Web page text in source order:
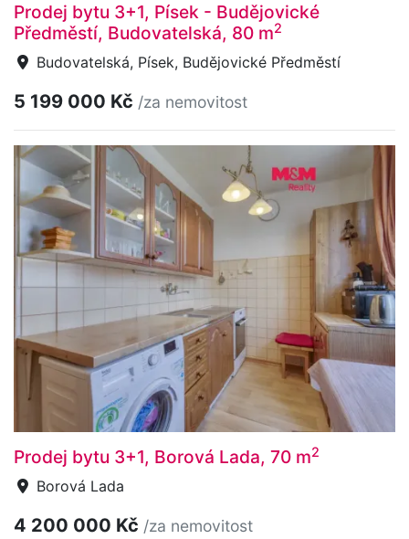
Prodej bytu 3+1, Písek - Budějovické
Předměstí, Budovatelská, 80 m2
Budovatelská, Písek, Budějovické Předměstí
5 199 000 Kč /za nemovitost
Prodej bytu 3+1, Borová Lada, 70 m2
Borová Lada
4 200 000 Kč /za nemovitost